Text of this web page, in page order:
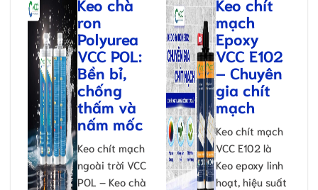
Keo chà
ron
Polyurea
VCC POL:
Bền bỉ,
chống
thấm và
nấm mốc
Keo chít mạch
ngoài trời VCC
POL – Keo chà
Keo chít
mạch
Epoxy
VCC E102
– Chuyên
gia chít
mạch
Keo chít mạch
VCC E102 là
Keo epoxy linh
hoạt, hiệu suất